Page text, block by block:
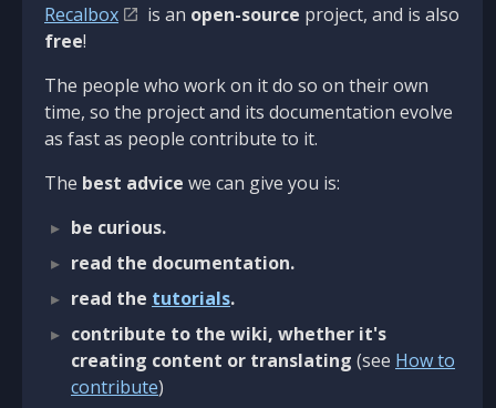
Recalbox is an open-source project, and is also
free!
The people who work on it do so on their own
time, so the project and its documentation evolve
as fast as people contribute to it.
The best advice we can give you is:
be curious.
read the documentation.
read the tutorials.
contribute to the wiki, whether it's
creating content or translating (see How to
contribute)